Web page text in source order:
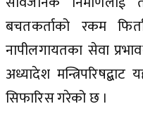
बचतकर्ताको रकम
नापीलगायतका सेवा
अध्यादेश
सिफारिस गरेको छ ।